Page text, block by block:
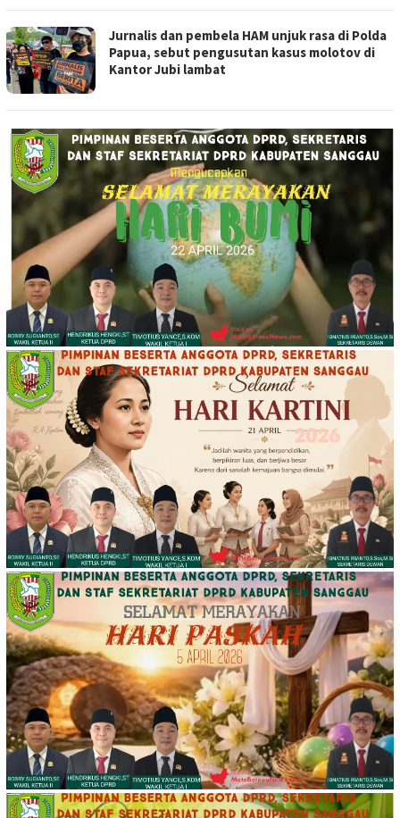
Jurnalis dan pembela HAM unjuk rasa di Polda
Papua, sebut pengusutan kasus molotov di
Kantor Jubi lambat